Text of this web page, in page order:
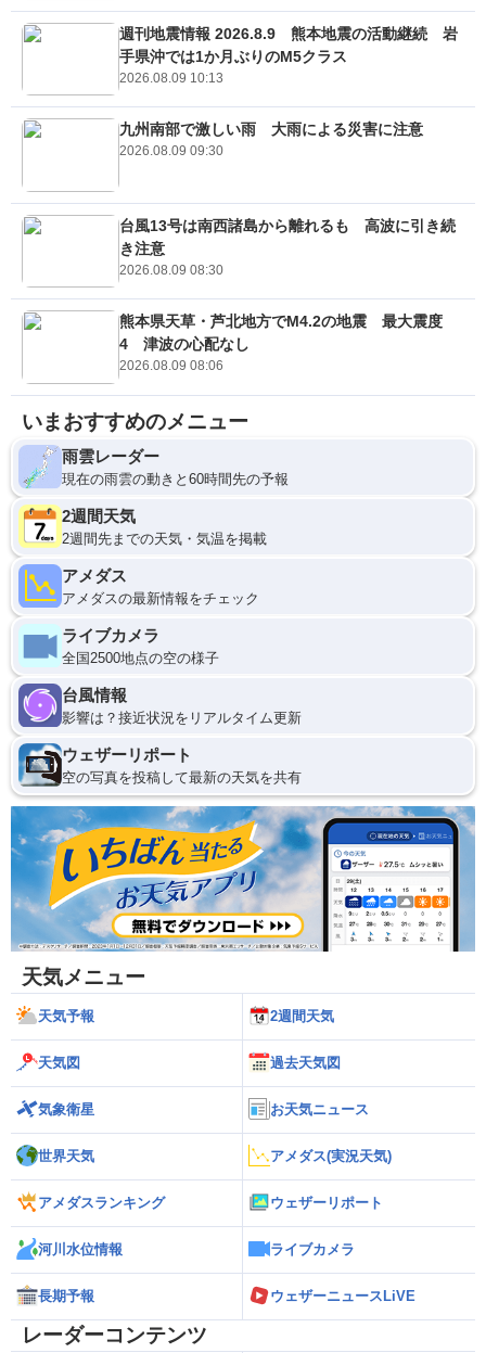
週刊地震情報 2026.8.9 熊本地震の活動継続 岩
手県沖では1か月ぶりのM5クラス
2026.08.09 10:13
九州南部で激しい雨 大雨による災害に注意
2026.08.09 09:30
台風13号は南西諸島から離れるも 高波に引き続
き注意
2026.08.09 08:30
熊本県天草・芦北地方でM4.2の地震 最大震度
4 津波の心配なし
2026.08.09 08:06
いまおすすめのメニュー
雨雲レーダー
現在の雨雲の動きと60時間先の予報
2週間天気
2週間先までの天気・気温を掲載
アメダス
アメダスの最新情報をチェック
ライブカメラ
全国2500地点の空の様子
台風情報
影響は？接近状況をリアルタイム更新
ウェザーリポート
空の写真を投稿して最新の天気を共有
天気メニュー
天気予報 2週間天気
天気図 過去天気図
気象衛星 お天気ニュース
世界天気 アメダス(実況天気)
アメダスランキング ウェザーリポート
河川水位情報 ライブカメラ
長期予報 ウェザーニュースLiVE
レーダーコンテンツ